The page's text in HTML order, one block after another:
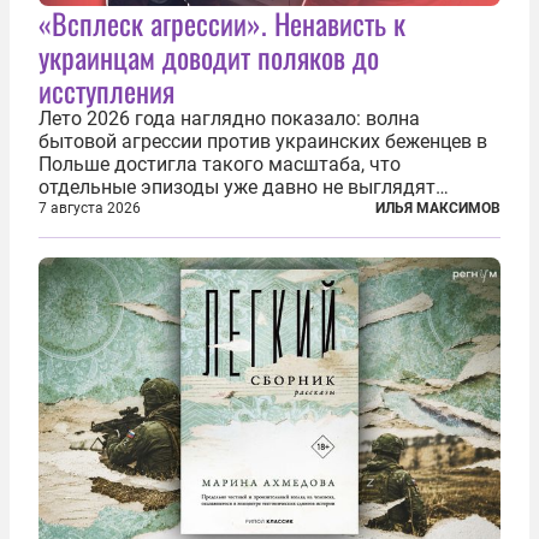
«Всплеск агрессии». Ненависть к
украинцам доводит поляков до
исступления
Лето 2026 года наглядно показало: волна
бытовой агрессии против украинских беженцев в
Польше достигла такого масштаба, что
отдельные эпизоды уже давно не выглядят
случайными. Поляки, судя по происходящему,
буквально теряют рассудок от ненависти к
украинским беженцам, и каждый новый случай
по-своему...
7 августа 2026 ИЛЬЯ МАКСИМОВ